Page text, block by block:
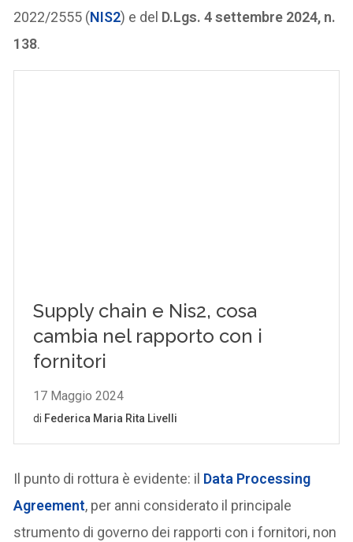
2022/2555 (NIS2) e del D.Lgs. 4 settembre 2024, n.
138.
Il punto di rottura è evidente: il Data Processing
Agreement, per anni considerato il principale
strumento di governo dei rapporti con i fornitori, non